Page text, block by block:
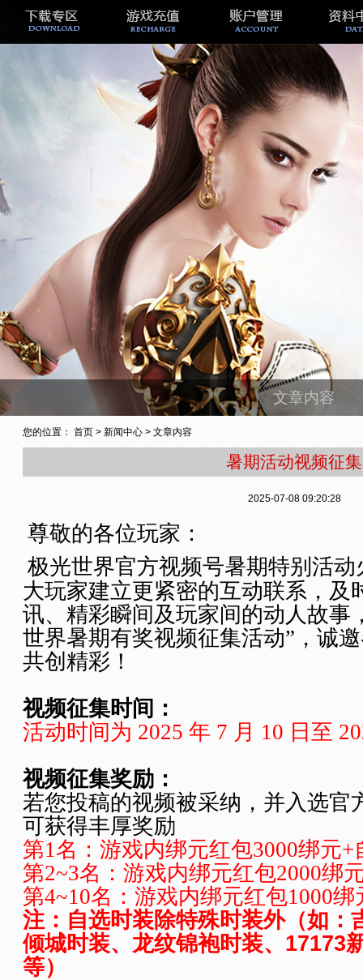
文章内容
您的位置： 首页 > 新闻中心 > 文章内容
暑期活动视频征集
2025-07-08 09:20:28
尊敬的各位玩家：
极光世界官方视频号暑期特别活
大玩家建立更紧密的互动联系，及
讯、精彩瞬间及玩家间的动人故事
世界暑期有奖视频征集活动”，诚
共创精彩！
视频征集时间：
活动时间为 2025 年 7 月 10 日至
视频征集奖励：
若您投稿的视频被采纳，并入选官
可获得丰厚奖励
第1名：游戏内绑元红包3000绑元+
第2~3名：游戏内绑元红包2000绑
第4~10名：游戏内绑元红包1000绑
注：自选时装除特殊时装外（如：
倾城时装、龙纹锦袍时装、17173
等）